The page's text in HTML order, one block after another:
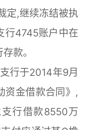
定,继续冻结被执
行4745账户中在
款。
行于2014年9月
资金借款合同》,
行借款8550万